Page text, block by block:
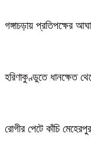
গঙ্গাচড়ায় প্রতিপক্ষের
হরিণাকুণ্ডুতে ধানক্ষেত
রোগীর পেটে কাঁচি